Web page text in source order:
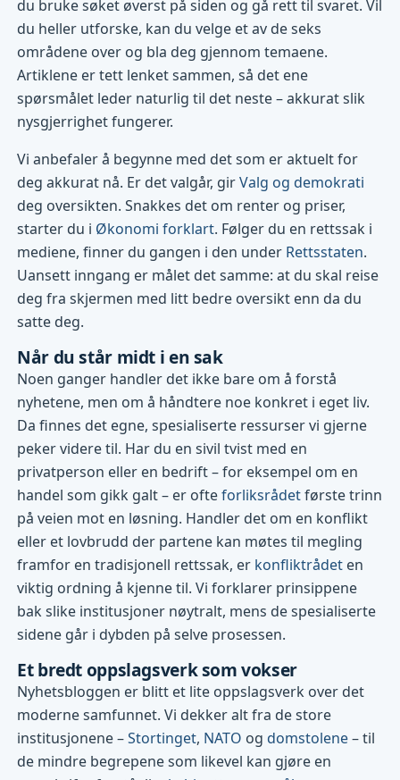
du bruke søket øverst på siden og gå rett til svaret. Vil
du heller utforske, kan du velge et av de seks
områdene over og bla deg gjennom temaene.
Artiklene er tett lenket sammen, så det ene
spørsmålet leder naturlig til det neste – akkurat slik
nysgjerrighet fungerer.
Vi anbefaler å begynne med det som er aktuelt for
deg akkurat nå. Er det valgår, girValg og demokrati
deg oversikten. Snakkes det om renter og priser,
starter du i Økonomi forklart. Følger du en rettssak i
mediene, finner du gangen i den under Rettsstaten.
Uansett inngang er målet det samme: at du skal reise
deg fra skjermen med litt bedre oversikt enn da du
satte deg.
Når du står midt i en sak
Noen ganger handler det ikke bare om å forstå
nyhetene, men om å håndtere noe konkret i eget liv.
Da finnes det egne, spesialiserte ressurser vi gjerne
peker videre til. Har du en sivil tvist med en
privatperson eller en bedrift – for eksempel om en
handel som gikk galt – er ofteforliksrådetførste trinn
på veien mot en løsning. Handler det om en konflikt
eller et lovbrudd der partene kan møtes til megling
framfor en tradisjonell rettssak, er konfliktrådet en
viktig ordning å kjenne til. Vi forklarer prinsippene
bak slike institusjoner nøytralt, mens de spesialiserte
sidene går i dybden på selve prosessen.
Et bredt oppslagsverk som vokser
Nyhetsbloggen er blitt et lite oppslagsverk over det
moderne samfunnet. Vi dekker alt fra de store
institusjonene –Stortinget, NATO ogdomstolene– til
de mindre begrepene som likevel kan gjøre en